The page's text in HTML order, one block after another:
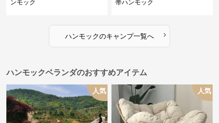
ンモック
帯ハンモック
ハンモックのキャンプ一覧へ ›
ハンモックベランダのおすすめアイテム
人気 人気